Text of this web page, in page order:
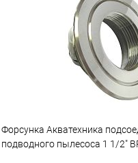
К сравнению
Форсунка Акватехника
подводного пылесоса 1 1/2"